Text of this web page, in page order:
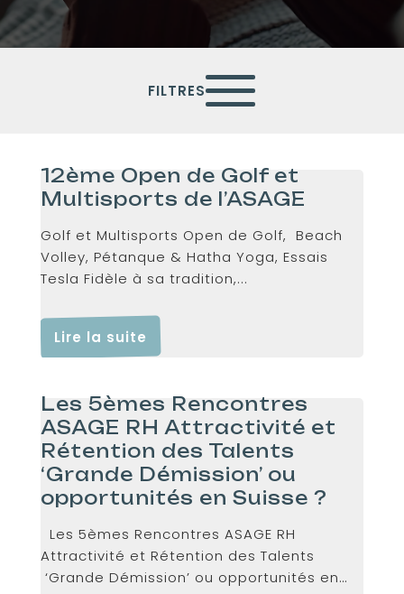
FILTRES
12ème Open de Golf et
Multisports de l’ASAGE
Golf et Multisports Open de Golf, Beach
Volley, Pétanque & Hatha Yoga, Essais
Tesla Fidèle à sa tradition,...
Lire la suite
Les 5èmes Rencontres
ASAGE RH Attractivité et
Rétention des Talents
‘Grande Démission’ ou
opportunités en Suisse ?
Les 5èmes Rencontres ASAGE RH
Attractivité et Rétention des Talents
‘Grande Démission’ ou opportunités en